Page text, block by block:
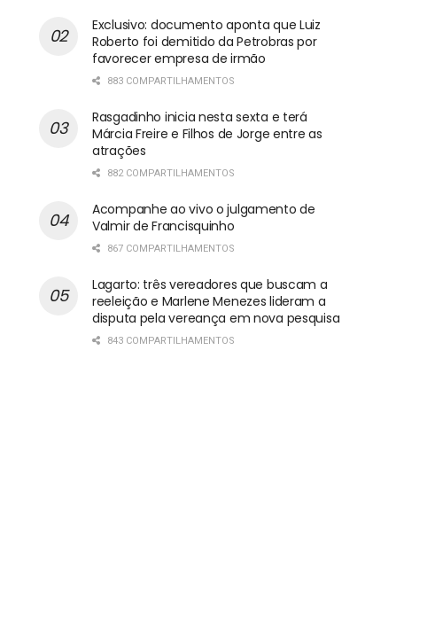
Exclusivo: documento aponta que Luiz
Roberto foi demitido da Petrobras por
favorecer empresa de irmão
883 COMPARTILHAMENTOS
Rasgadinho inicia nesta sexta e terá
Márcia Freire e Filhos de Jorge entre as
atrações
882 COMPARTILHAMENTOS
Acompanhe ao vivo o julgamento de
Valmir de Francisquinho
867 COMPARTILHAMENTOS
Lagarto: três vereadores que buscam a
reeleição e Marlene Menezes lideram a
disputa pela vereança em nova pesquisa
843 COMPARTILHAMENTOS